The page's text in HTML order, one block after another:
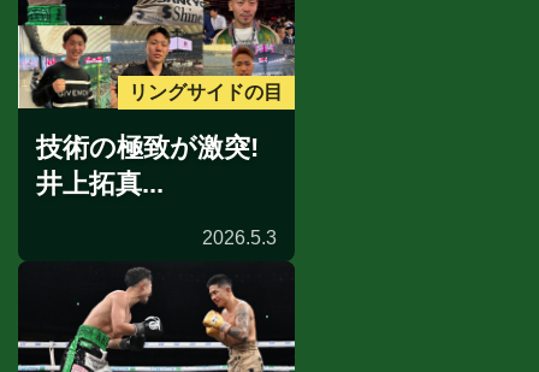
リングサイドの目
技術の極致が激突!
井上拓真...
2026.5.3